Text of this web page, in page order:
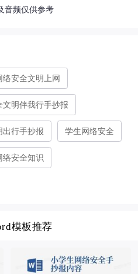
音频仅供参考
络安全文明上网
文明伴我行手抄报
出行手抄报 学生网络安全
络安全知识
模板推荐